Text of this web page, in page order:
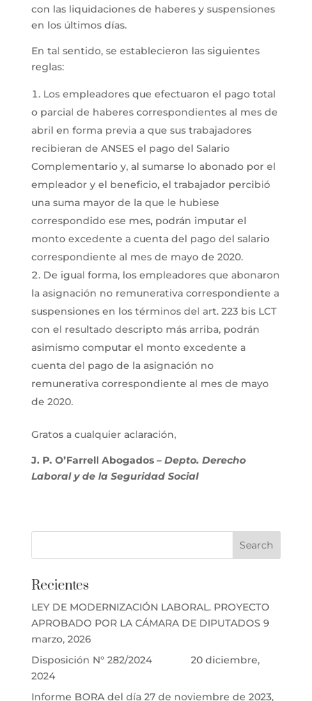
con las liquidaciones de haberes y suspensiones
en los últimos días.
En tal sentido, se establecieron las siguientes
reglas:
Los empleadores que efectuaron el pago total
o parcial de haberes correspondientes al mes de
abril en forma previa a que sus trabajadores
recibieran de ANSES el pago del Salario
Complementario y, al sumarse lo abonado por el
empleador y el beneficio, el trabajador percibió
una suma mayor de la que le hubiese
correspondido ese mes, podrán imputar el
monto excedente a cuenta del pago del salario
correspondiente al mes de mayo de 2020.
De igual forma, los empleadores que abonaron
la asignación no remunerativa correspondiente a
suspensiones en los términos del art. 223 bis LCT
con el resultado descripto más arriba, podrán
asimismo computar el monto excedente a
cuenta del pago de la asignación no
remunerativa correspondiente al mes de mayo
de 2020.
Gratos a cualquier aclaración,
J. P. O’Farrell Abogados – Depto. Derecho
Laboral y de la Seguridad Social
Recientes
LEY DE MODERNIZACIÓN LABORAL. PROYECTO
APROBADO POR LA CÁMARA DE DIPUTADOS 9
marzo, 2026
Disposición N° 282/2024
20 diciembre,
2024
Informe BORA del día 27 de noviembre de 2023,